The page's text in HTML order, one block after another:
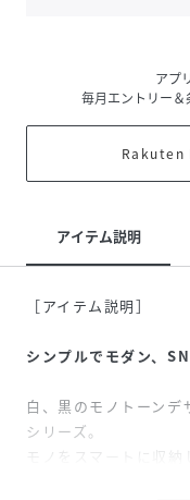
アプ
毎月エントリー＆
Rakuten
アイテム説明
［アイテム説明］
シンプルでモダン、
白、黒のモノトーン
シリーズ。
モノをスマートに収納